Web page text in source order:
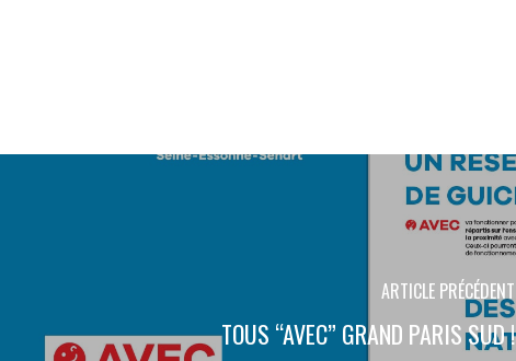
ARTICLE PRÉCÉDENT
TOUS “AVEC” GRAND PARIS SUD !